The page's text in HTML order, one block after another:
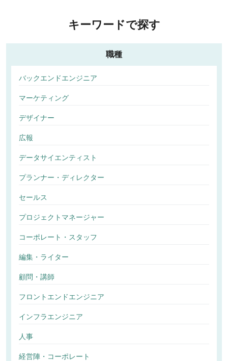
キーワードで探す
職種
バックエンドエンジニア
マーケティング
デザイナー
広報
データサイエンティスト
プランナー・ディレクター
セールス
プロジェクトマネージャー
コーポレート・スタッフ
編集・ライター
顧問・講師
フロントエンドエンジニア
インフラエンジニア
人事
経営陣・コーポレート